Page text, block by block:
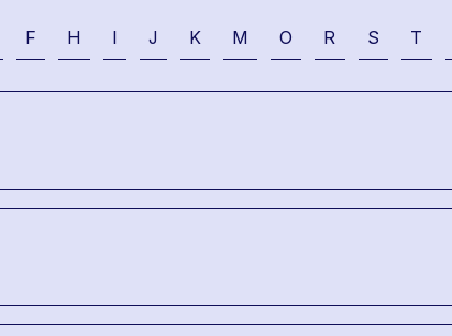
F H I J K M O R S T